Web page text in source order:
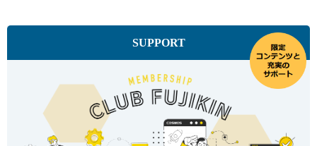
SUPPORT